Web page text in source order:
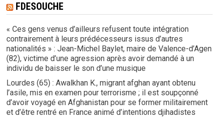
FDESOUCHE
« Ces gens venus d’ailleurs refusent toute intégration
contrairement à leurs prédécesseurs issus d’autres
nationalités » : Jean-Michel Baylet, maire de Valence-d’Agen
(82), victime d’une agression après avoir demandé à un
individu de baisser le son d’une musique
Lourdes (65) : Awalkhan K., migrant afghan ayant obtenu
l’asile, mis en examen pour terrorisme ; il est soupçonné
d’avoir voyagé en Afghanistan pour se former militairement
et d’être rentré en France animé d’intentions djihadistes